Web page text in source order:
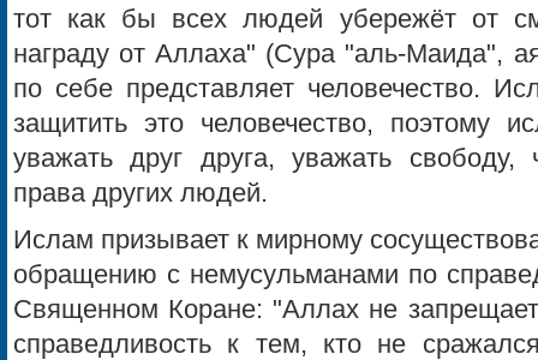
тот как бы всех людей убережёт от
награду от Аллаха" (Сура "аль-Маида",
по себе представляет человечество.
защитить это человечество, поэтому
уважать друг друга, уважать свободу,
права других людей.
Ислам призывает к мирному
обращению с немусульманами по
Священном Коране: "Аллах не
справедливость к тем, кто не